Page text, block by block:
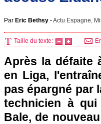
Par Eric Bethsy -Actu Espagne,
Taille du texte:
Après la défaite
en Liga,
pas épargné par
technicien à
Bale, de